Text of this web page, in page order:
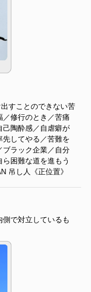
すことのできない苦
修行のとき／苦痛
己陶酔感／自虐癖が
してやる／苦難を
ブラック企業／自分
困難な道を進もう
吊し人《正位置》
で対立しているも